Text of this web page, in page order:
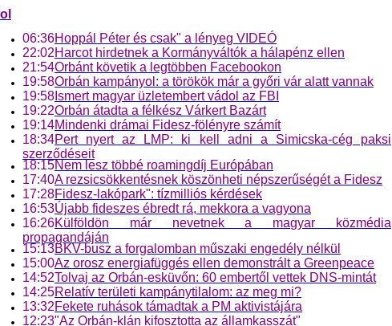
06:36Hoppál Péter és csak" a lényeg VIDEÓ
22:02Harcot hirdetnek a Kormányváltók a hálapénz ellen
21:54Orbánt követik a legtöbben Facebookon
19:58Orbán kampányol: a törökök már a győri vár alatt vannak
19:58 Ismert magyar üzletembert vádol az FBI
19:22Orbán átadta a félkész Várkert Bazárt
19:14Mindenki drámai Fidesz-fölényre számít
18:34Pert nyert az LMP: ki kell adni a Simicska-cég paksi
szerződéseit
18:15Nem lesz többé roamingdíj Európában
17:40A rezsicsökkentésnek köszönheti népszerűségét a Fidesz
17:28Fidesz-lakópark": tízmilliós kérdések
16:53Újabb fideszes ébredt rá, mekkora a vagyona
16:26Külföldön már nevetnek a magyar közmédia
propagandáján
15:13BKV-busz a forgalomban műszaki engedély nélkül
15:00Az orosz energiafüggés ellen demonstrált a Greenpeace
14:52Tolvaj az Orbán-esküvőn: 60 embertől vettek DNS-mintát
14:25Relatív területi kampánytilalom: az meg mi?
13:32Fekete ruhások támadtak a PM aktivistájára
12:23"Az Orbán-klán kifosztotta az államkasszát"